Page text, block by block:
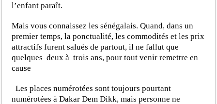
l’enfant paraît.
Mais vous connaissez les sénégalais. Quand, dans un
premier temps, la ponctualité, les commodités et les prix
attractifs furent salués de partout, il ne fallut que
quelques deux à trois ans, pour tout venir remettre en
cause
Les places numérotées sont toujours pourtant
numérotées à Dakar Dem Dikk, mais personne ne